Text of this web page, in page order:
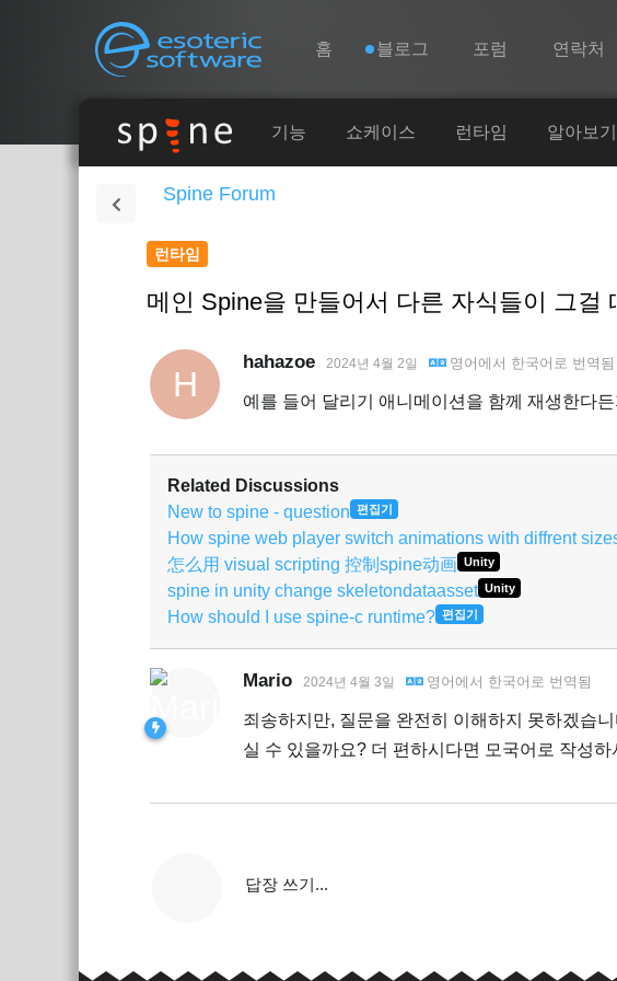
Esoteric Software
Navigation 홈 블로그 포럼 연락처
기능 쇼케이스 런타임 알아보기
Spine Forum
런타임
메인 Spine을 만들어서 다른 자식들이 그걸
H
hahazoe 2024년 4월 2일 영어 에서 한국어 로 번역됨
예를 들어 달리기 애니메이션을 함께 재생한다
Related Discussions
New to spine - question 편집기
How spine web player switch animations with diffrent
怎么用 visual scripting 控制spine动画 Unity
spine in unity change skeletondataasset Unity
How should I use spine-c runtime? 편집기
Mario 2024년 4월 3일 영어 에서 한국어 로 번역됨
죄송하지만, 질문을 완전히 이해하지 못하겠습
실 수 있을까요? 더 편하시다면 모국어로 작성
답장 쓰기...